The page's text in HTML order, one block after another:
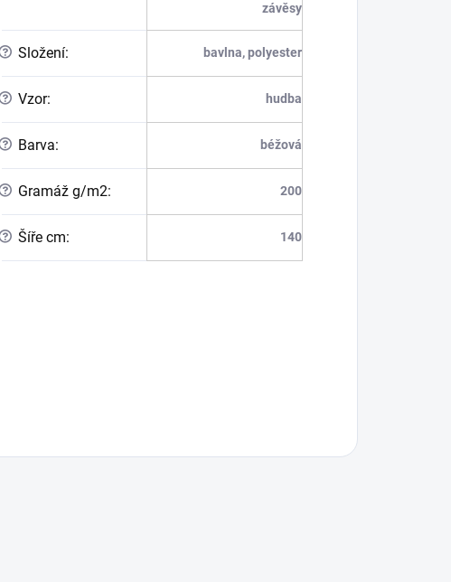
závěsy
? Složení: bavlna, polyester
? Vzor: hudba
? Barva: béžová
? Gramáž g/m2: 200
? Šíře cm: 140